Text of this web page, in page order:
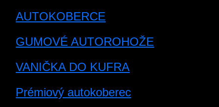
AUTOKOBERCE
GUMOVÉ AUTOROHOŽE
VANIČKA DO KUFRA
Prémiový autokoberec